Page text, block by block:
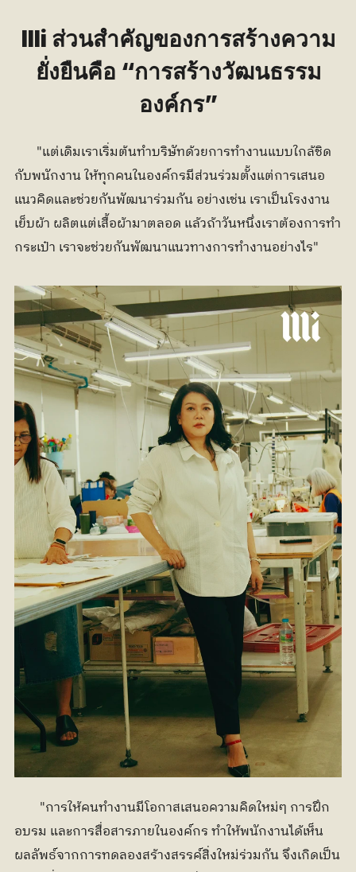
llli ส่วนสำคัญของการสร้างความ
ยั่งยืนคือ “การสร้างวัฒนธรรม
องค์กร”
กับพนักงาน ให้ทุกคนในองค์กรมีส่วนร่วมตั้งแต่การเสนอ
แนวคิดและช่วยกันพัฒนาร่วมกัน อย่างเช่น เราเป็นโรงงาน
เย็บผ้า ผลิตแต่เสื้อผ้ามาตลอด แล้วถ้าวันหนึ่งเราต้องการทำ
กระเป๋า เราจะช่วยกันพัฒนาแนวทางการทำงานอย่างไร"
อบรม และการสื่อสารภายในองค์กร ทำให้พนักงานได้เห็น
ผลลัพธ์จากการทดลองสร้างสรรค์สิ่งใหม่ร่วมกัน จึงเกิดเป็น